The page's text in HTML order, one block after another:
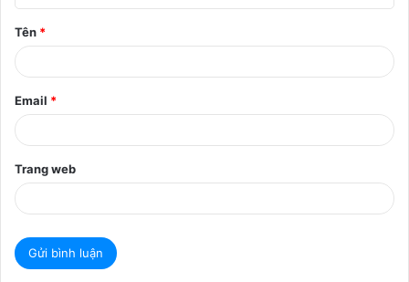
ậ
n
*
Tên *
Email *
Trang web